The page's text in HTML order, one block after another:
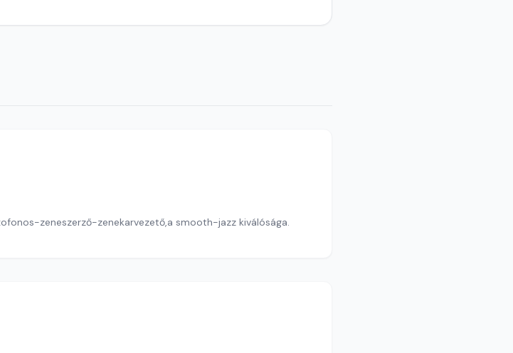
zeneszerző-zenekarvezető,a smooth-jazz kiválósága.